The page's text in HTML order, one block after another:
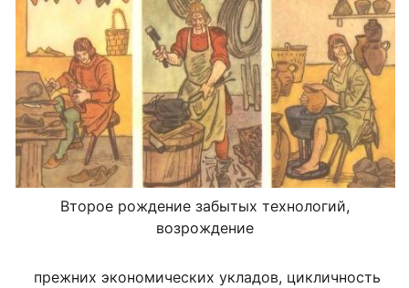
Второе рождение забытых технологий,
возрождение
прежних экономических укладов, цикличность